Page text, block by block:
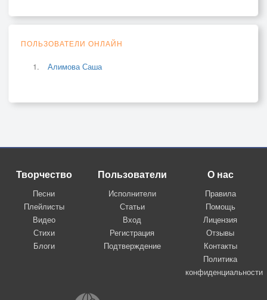
ПОЛЬЗОВАТЕЛИ ОНЛАЙН
Алимова Саша
Творчество
Песни
Плейлисты
Видео
Стихи
Блоги
Пользователи
Исполнители
Статьи
Вход
Регистрация
Подтверждение
О нас
Правила
Помощь
Лицензия
Отзывы
Контакты
Политика
конфиденциальности